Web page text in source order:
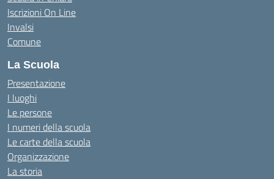
Iscrizioni On Line
Invalsi
Comune
La Scuola
Presentazione
I luoghi
Le persone
I numeri della scuola
Le carte della scuola
Organizzazione
La storia